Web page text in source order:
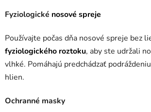
Fyziologické nosové spreje
Používajte počas dňa nosové spreje bez
fyziologického roztoku, aby ste udržali
vlhké. Pomáhajú predchádzať
hlien.
Ochranné masky